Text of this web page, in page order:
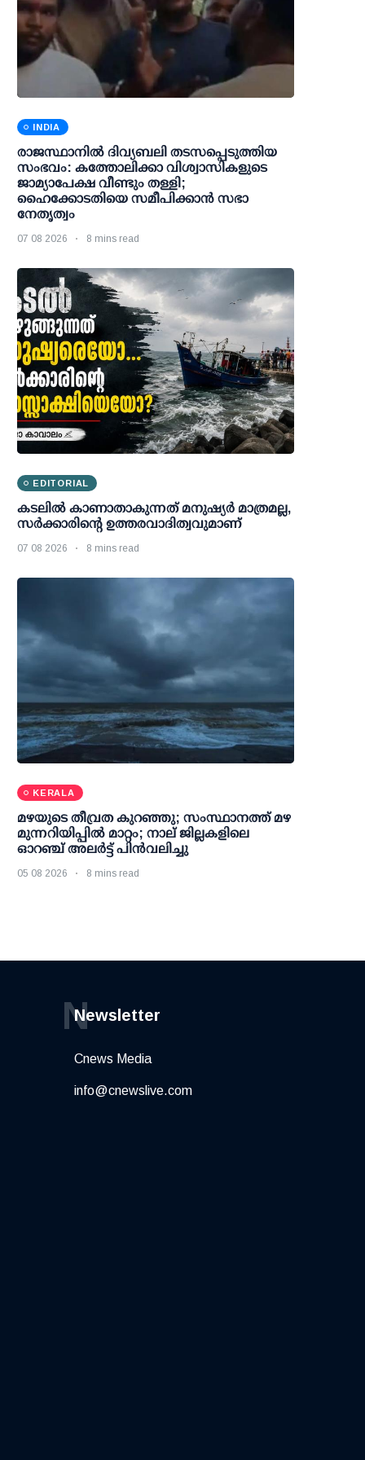
INDIA
രാജസ്ഥാനിൽ ദിവ്യബലി തടസപ്പെടുത്തിയ
സംഭവം: കത്തോലിക്കാ വിശ്വാസികളുടെ
ജാമ്യാപേക്ഷ വീണ്ടും തള്ളി;
ഹൈക്കോടതിയെ സമീപിക്കാൻ സഭാ
നേതൃത്വം
07 08 2026 8 mins read
EDITORIAL
കടലിൽ കാണാതാകുന്നത് മനുഷ്യർ മാത്രമല്ല,
സർക്കാരിന്റെ ഉത്തരവാദിത്വവുമാണ്
07 08 2026 8 mins read
KERALA
മഴയുടെ തീവ്രത കുറഞ്ഞു; സംസ്ഥാനത്ത് മഴ
മുന്നറിയിപ്പിൽ മാറ്റം; നാല് ജില്ലകളിലെ
ഓറഞ്ച് അലർട്ട് പിൻവലിച്ചു
05 08 2026 8 mins read
Newsletter
N
Cnews Media
info@cnewslive.com